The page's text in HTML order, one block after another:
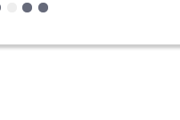
Anhangs B pro Person
sind von dieser
Erscheinungsform
Erscheinungsform
geschützten
6. geschützten
zur 7. geschützten
zur 8. geschützten
zur 9. geschützten